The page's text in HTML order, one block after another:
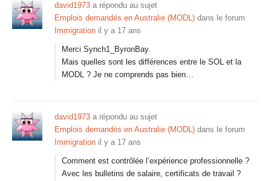
david1973 a répondu au sujet
Emplois demandés en Australie (MODL) dans le forum
Immigration il y a 17 ans
Merci Synch1_ByronBay.
Mais quelles sont les différences entre le SOL et la
MODL ? Je ne comprends pas bien…
david1973 a répondu au sujet
Emplois demandés en Australie (MODL) dans le forum
Immigration il y a 17 ans
Comment est contrôlée l’expérience professionnelle ?
Avec les bulletins de salaire, certificats de travail ?